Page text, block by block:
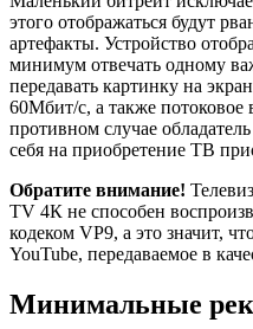
Дело в том, что провайдеры
скорость соединения, не
длину кабеля и нюансы
Для просмотра обычного
минимальную скорость
Чтобы выяснить, какая нужна
просмотра видеофайлов 4К
можно обратиться к
чтобы без задержек
соединения должна
просматривать
видео качества 360p,